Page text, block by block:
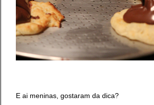
E ai meninas, gostaram da dica?